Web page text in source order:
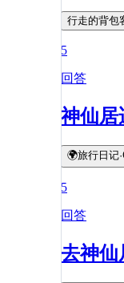
行走的背包
5
回答
神仙居
🌍旅行日记
5
回答
去神仙